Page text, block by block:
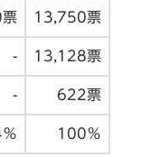
13,750票
- 13,128票
- 622票
100％